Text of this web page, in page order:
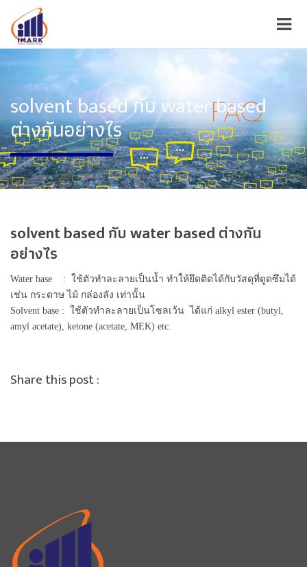
solvent based กับ water based
ต่างกันอย่างไร
solvent based กับ water based ต่างกัน
อย่างไร
Water base : ใช้ตัวทำละลายเป็นน้ำ ทำให้ยึดติดได้กับวัสดุที่ดูดซึมได้
เช่น กระดาษ ไม้ กล่องลัง เท่านั้น
Solvent base : ใช้ตัวทำละลายเป็นโซลเว้น ได้แก่ alkyl ester (butyl,
amyl acetate), ketone (acetate, MEK) etc.
Share this post :